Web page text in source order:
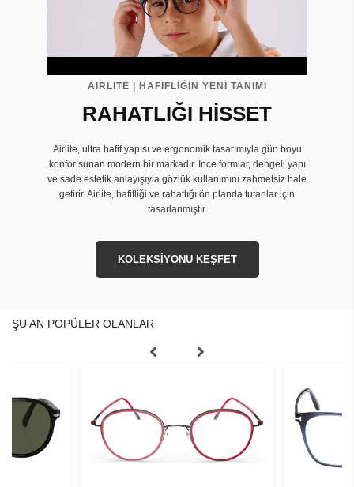
AIRLITE | HAFİFLİĞİN YENİ TANIMI
RAHATLIĞI HİSSET
Airlite, ultra hafif yapısı ve ergonomik tasarımıyla gün boyu
konfor sunan modern bir markadır. İnce formlar, dengeli yapı
ve sade estetik anlayışıyla gözlük kullanımını zahmetsiz hale
getirir. Airlite, hafifliği ve rahatlığı ön planda tutanlar için
tasarlanmıştır.
KOLEKSİYONU KEŞFET
ŞU AN POPÜLER OLANLAR